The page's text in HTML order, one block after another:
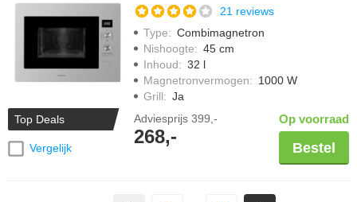
Top Deals
Vergelijk
21 reviews
Type: Combimagnetron
Nishoogte: 45 cm
Inhoud: 32 l
Magnetronvermogen: 1000 W
Grill: Ja
Adviesprijs 399,-
268,-
Op voorraad
Bestel